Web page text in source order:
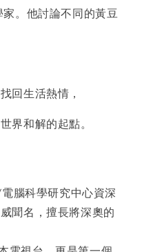
。他討論不同的黃豆
回生活熱情，
界和解的起點。
腦科學研究中心資深
聞名，擅長將深奧的